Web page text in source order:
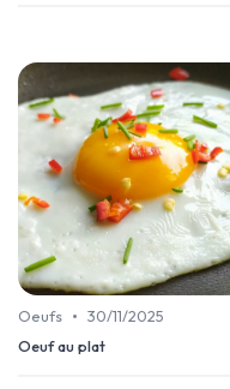
Oeufs • 30/11/2025
Oeuf au plat